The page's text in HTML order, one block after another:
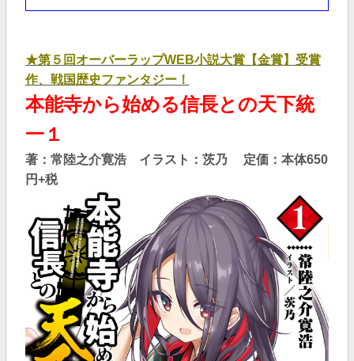
★第５回オーバーラップWEB小説大賞【金賞】受賞
作、戦国歴史ファンタジー！
本能寺から始める信長との天下統
一１
著：常陸之介寛浩イラスト：茨乃 定価：本体650
円+税